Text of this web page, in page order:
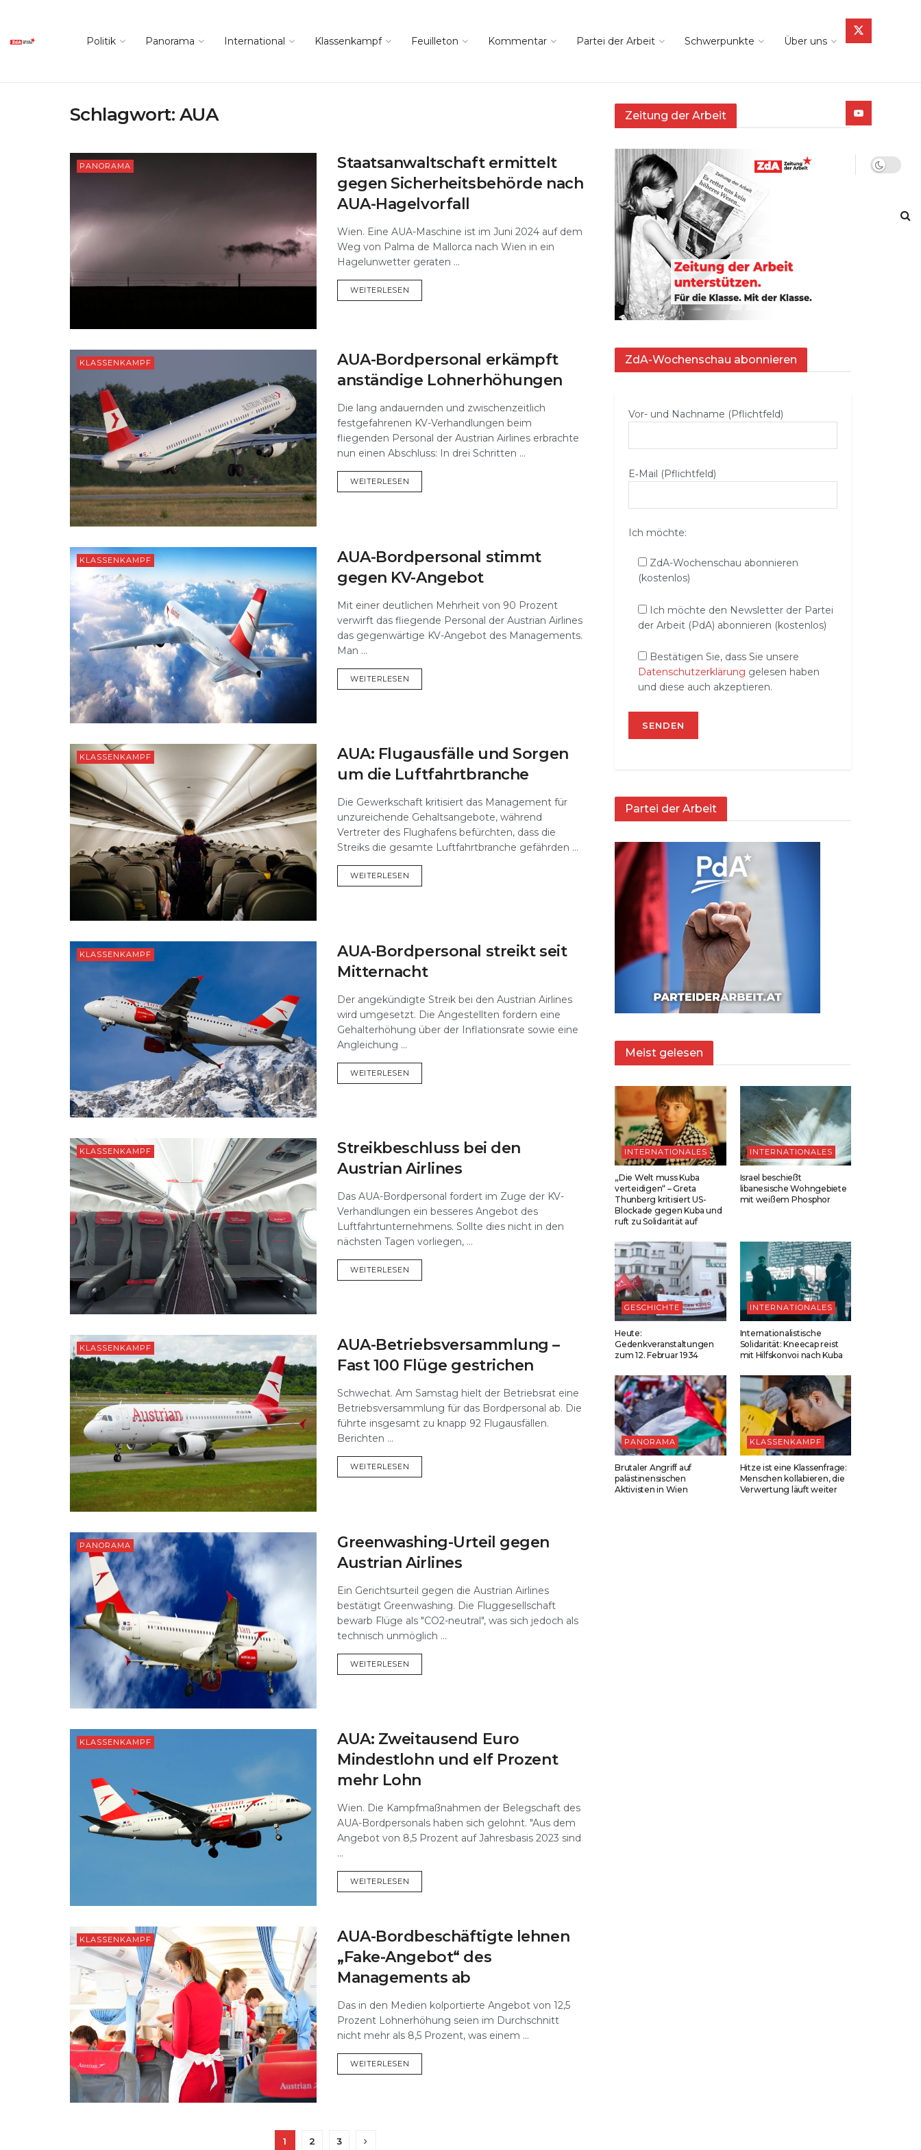
Politik Panorama International Klassenkampf Feuilleton Kommentar Partei der Arbeit Schwerpunkte Über uns
Schlagwort: AUA
PANORAMA
Staatsanwaltschaft ermittelt
gegen Sicherheitsbehörde nach
AUA-Hagelvorfall
Wien. Eine AUA-Maschine ist im Juni 2024 auf dem
Weg von Palma de Mallorca nach Wien in ein
Hagelunwetter geraten ...
WEITERLESEN
KLASSENKAMPF
AUA-Bordpersonal erkämpft
anständige Lohnerhöhungen
Die lang andauernden und zwischenzeitlich
festgefahrenen KV-Verhandlungen beim
fliegenden Personal der Austrian Airlines erbrachte
nun einen Abschluss: In drei Schritten ...
WEITERLESEN
KLASSENKAMPF
AUA-Bordpersonal stimmt
gegen KV-Angebot
Mit einer deutlichen Mehrheit von 90 Prozent
verwirft das fliegende Personal der Austrian Airlines
das gegenwärtige KV-Angebot des Managements.
Man ...
WEITERLESEN
KLASSENKAMPF
AUA: Flugausfälle und Sorgen
um die Luftfahrtbranche
Die Gewerkschaft kritisiert das Management für
unzureichende Gehaltsangebote, während
Vertreter des Flughafens befürchten, dass die
Streiks die gesamte Luftfahrtbranche gefährden ...
WEITERLESEN
KLASSENKAMPF
AUA-Bordpersonal streikt seit
Mitternacht
Der angekündigte Streik bei den Austrian Airlines
wird umgesetzt. Die Angestellten fordern eine
Gehalterhöhung über der Inflationsrate sowie eine
Angleichung ...
WEITERLESEN
KLASSENKAMPF
Streikbeschluss bei den
Austrian Airlines
Das AUA-Bordpersonal fordert im Zuge der KV-
Verhandlungen ein besseres Angebot des
Luftfahrtunternehmens. Sollte dies nicht in den
nächsten Tagen vorliegen, ...
WEITERLESEN
KLASSENKAMPF
AUA-Betriebsversammlung –
Fast 100 Flüge gestrichen
Schwechat. Am Samstag hielt der Betriebsrat eine
Betriebsversammlung für das Bordpersonal ab. Die
führte insgesamt zu knapp 92 Flugausfällen.
Berichten ...
WEITERLESEN
PANORAMA
Greenwashing-Urteil gegen
Austrian Airlines
Ein Gerichtsurteil gegen die Austrian Airlines
bestätigt Greenwashing. Die Fluggesellschaft
bewarb Flüge als "CO2-neutral", was sich jedoch als
technisch unmöglich ...
WEITERLESEN
KLASSENKAMPF
AUA: Zweitausend Euro
Mindestlohn und elf Prozent
mehr Lohn
Wien. Die Kampfmaßnahmen der Belegschaft des
AUA-Bordpersonals haben sich gelohnt. "Aus dem
Angebot von 8,5 Prozent auf Jahresbasis 2023 sind
...
WEITERLESEN
KLASSENKAMPF
AUA-Bordbeschäftigte lehnen
„Fake-Angebot“ des
Managements ab
Das in den Medien kolportierte Angebot von 12,5
Prozent Lohnerhöhung seien im Durchschnitt
nicht mehr als 8,5 Prozent, was einem ...
WEITERLESEN
1 2 3
Zeitung der Arbeit
ZdA-Wochenschau abonnieren
Vor- und Nachname (Pflichtfeld)
E‑Mail (Pflichtfeld)
Ich möchte:
ZdA-Wochenschau abonnieren
(kostenlos)
Ich möchte den Newsletter der Partei
der Arbeit (PdA) abonnieren (kostenlos)
Bestätigen Sie, dass Sie unsere
Datenschutzerklärung gelesen haben
und diese auch akzeptieren.
Partei der Arbeit
Meist gelesen
INTERNATIONALES
„Die Welt muss Kuba
verteidigen“ – Greta
Thunberg kritisiert US-
Blockade gegen Kuba und
ruft zu Solidarität auf
INTERNATIONALES
Israel beschießt
libanesische Wohngebiete
mit weißem Phosphor
GESCHICHTE
Heute:
Gedenkveranstaltungen
zum 12. Februar 1934
INTERNATIONALES
Internationalistische
Solidarität: Kneecap reist
mit Hilfskonvoi nach Kuba
PANORAMA
Brutaler Angriff auf
palästinensischen
Aktivisten in Wien
KLASSENKAMPF
Hitze ist eine Klassenfrage:
Menschen kollabieren, die
Verwertung läuft weiter